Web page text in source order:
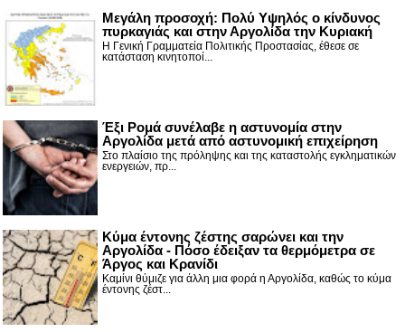
Μεγάλη προσοχή: Πολύ Υψηλός ο κίνδυνος
πυρκαγιάς και στην Αργολίδα την Κυριακή
Η Γενική Γραμματεία Πολιτικής Προστασίας, έθεσε σε
κατάσταση κινητοποί...
Έξι Ρομά συνέλαβε η αστυνομία στην
Αργολίδα μετά από αστυνομική επιχείρηση
Στο πλαίσιο της πρόληψης και της καταστολής εγκληματικών
ενεργειών, πρ...
Κύμα έντονης ζέστης σαρώνει και την
Αργολίδα - Πόσο έδειξαν τα θερμόμετρα σε
Άργος και Κρανίδι
Καμίνι θύμιζε για άλλη μια φορά η Αργολίδα, καθώς το κύμα
έντονης ζέστ...